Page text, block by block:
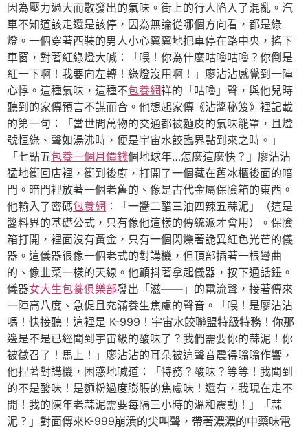
因為壓力過大而散發出的氣味。街上的行人陷入了混亂。汽
車不知道該走還是該停，因為無論從哪個方向看，都是綠
燈。一個穿著西裝的男人小心翼翼地把車停在路中央，搖下
車窗，對著紅綠燈大喊：「喂！你為什麼咕嚕咕嚕？你倒是
紅一下啊！我要向左轉！綠燈沒用啊！」廖沾沾感覺到一陣
心悸。這種氣味，這種不包養網祥的「咕嚕」聲，與他兒時
聽到的家傳預言不謀而合。他想起家傳《沾醬秘笈》裡記載
的第一句：「當世間萬物的交通都被麵皮的氣味籠罩，且燈
號恒綠、聲如湯沸時，便是宇宙水餃臨界點到來之時。」
「七點五包養一個月價錢個地球年…怎麼這麼快？」廖沾沾
猛地衝回店裡，衝到後廚，打開了一個藏在舊冰櫃後面的暗
門。暗門裡放著一個老舊的、像是古代金屬保險箱的東西。
他輸入了密碼包養網 ：「一醬二醋三油四辣五蒜泥」（這是
醬料界的基礎公式，只有像他這樣的傳統派才會用）。保險
箱打開，裡面沒有黃金，只有一個閃爍著詭異紅色光芒的儀
器。這儀器很像一個老式的對講機，但頂部插著一根彎曲
的、像韭菜一樣的天線。他顫抖著拿起儀器，按下通話鈕。
儀器女大生包養俱樂部發出「滋——」的電流聲，接著傳來
一陣高八度、急促且充滿養生焦慮的聲音。「喂！是廖沾沾
嗎！快接聽！這裡是 K-999！宇宙水餃聯盟特級特務！你那
邊是不是已經聞到宇宙級的酸味了？我們需要你的蒜泥！你
被徵召了！馬上！」廖沾沾的耳朵被這聲音震得嗡嗡作響，
他捏著對講機，困惑地喊道：「特務？酸味？等等！我聞到
的不是酸味！是麵粉過度膨脹的焦慮味！還有，我現在走不
開！我的陳年老蒜泥需要每隔三小時的溫和震動！」「蒜
泥？」對面傳來K-999崩潰的尖叫聲，帶著濃濃的中藥味電